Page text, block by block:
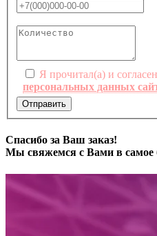
Я прочитал(а) и
персональных данных
Отправить
Спасибо за Ваш заказ!
Мы свяжемся с Вами в самое